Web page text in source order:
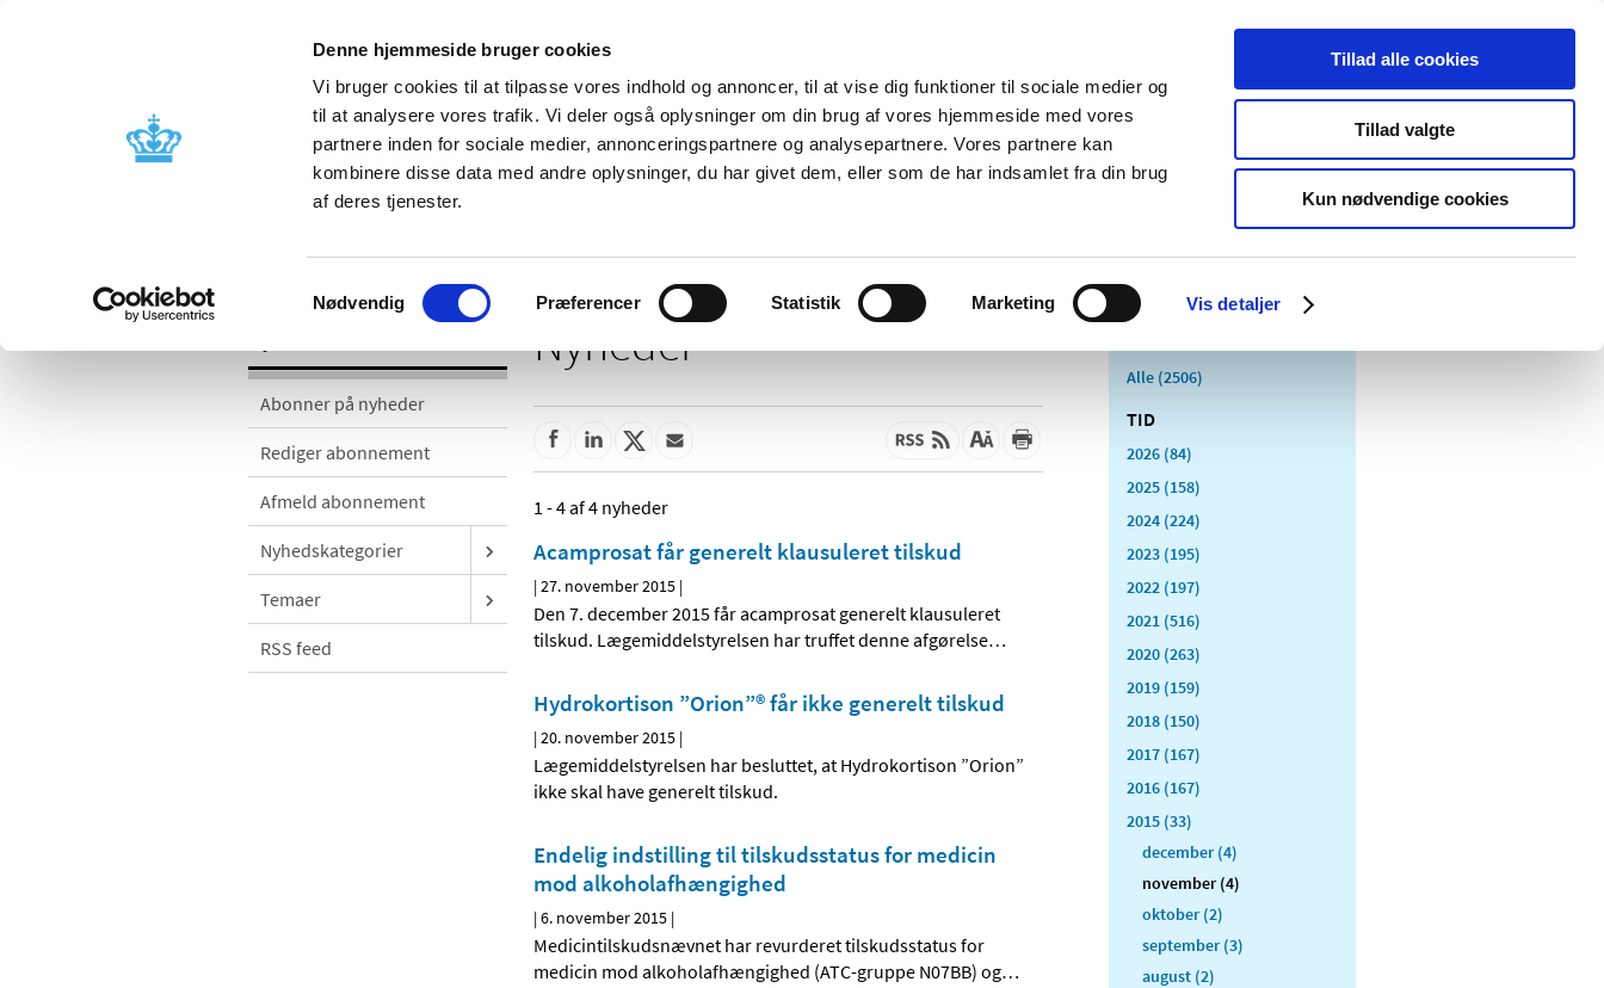
Denne hjemmeside bruger cookies
Vi bruger cookies til at tilpasse vores indhold og annoncer, til at vise dig funktioner til sociale medier og
til at analysere vores trafik. Vi deler også oplysninger om din brug af vores hjemmeside med vores
partnere inden for sociale medier, annonceringspartnere og analysepartnere. Vores partnere kan
kombinere disse data med andre oplysninger, du har givet dem, eller som de har indsamlet fra din brug
af deres tjenester.
Samtykkevalg
Nødvendig Præferencer Statistik Marketing Vis detaljer
Tillad alle cookies
Tillad valgte
Kun nødvendige cookies
Nyheder Om os Kontakt Udgivelser
Godkendelse og
Bivirkninger og
produktinformation
Tilskud og
Apoteker og salg af
Medicinsk
Særlige
produktområder
Abonner på nyheder
Rediger abonnement
Afmeld abonnement
Nyhedskategorier
Temaer
RSS feed
Nyheder
1 - 4 af 4 nyheder
Acamprosat får generelt klausuleret tilskud
|27. november 2015 |
Den 7. december 2015 får acamprosat generelt klausuleret
tilskud. Lægemiddelstyrelsen har truffet denne afgørelse…
Hydrokortison ”Orion”® får ikke generelt tilskud
|20. november 2015 |
Lægemiddelstyrelsen har besluttet, at Hydrokortison ”Orion”
ikke skal have generelt tilskud.
Endelig indstilling til tilskudsstatus for medicin
mod alkoholafhængighed
|6. november 2015 |
Medicintilskudsnævnet har revurderet tilskudsstatus for
medicin mod alkoholafhængighed (ATC-gruppe N07BB) og…
Alle (2506)
TID
2026 (84)
2025 (158)
2024 (224)
2023 (195)
2022 (197)
2021 (516)
2020 (263)
2019 (159)
2018 (150)
2017 (167)
2016 (167)
2015 (33)
december (4)
november (4)
oktober (2)
september (3)
august (2)